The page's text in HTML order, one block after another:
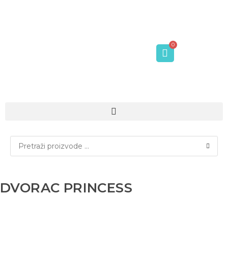
DVORAC PRINCESS